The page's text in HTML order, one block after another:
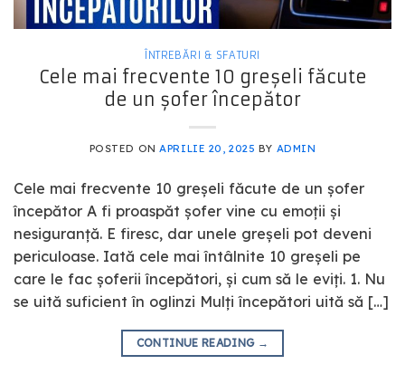
ÎNTREBĂRI & SFATURI
Cele mai frecvente 10 greșeli făcute
de un șofer începător
POSTED ONAPRILIE 20, 2025 BY ADMIN
Cele mai frecvente 10 greșeli făcute de un șofer
începător A fi proaspăt șofer vine cu emoții și
nesiguranță. E firesc, dar unele greșeli pot deveni
periculoase. Iată cele mai întâlnite 10 greșeli pe
care le fac șoferii începători, și cum să le eviți. 1. Nu
se uită suficient în oglinzi Mulți începători uită să […]
CONTINUE READING →